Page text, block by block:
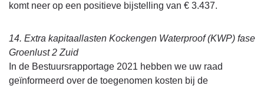
komt neer op een positieve bijstelling van € 3.437.
14. Extra kapitaallasten Kockengen Waterproof (KWP) fase
Groenlust 2 Zuid
In de Bestuursrapportage 2021 hebben we uw raad
geïnformeerd over de toegenomen kosten bij de